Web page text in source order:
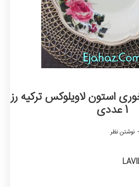
استون لاویلوکس ترکیه رز
1 عددی
- نوشتن نظر